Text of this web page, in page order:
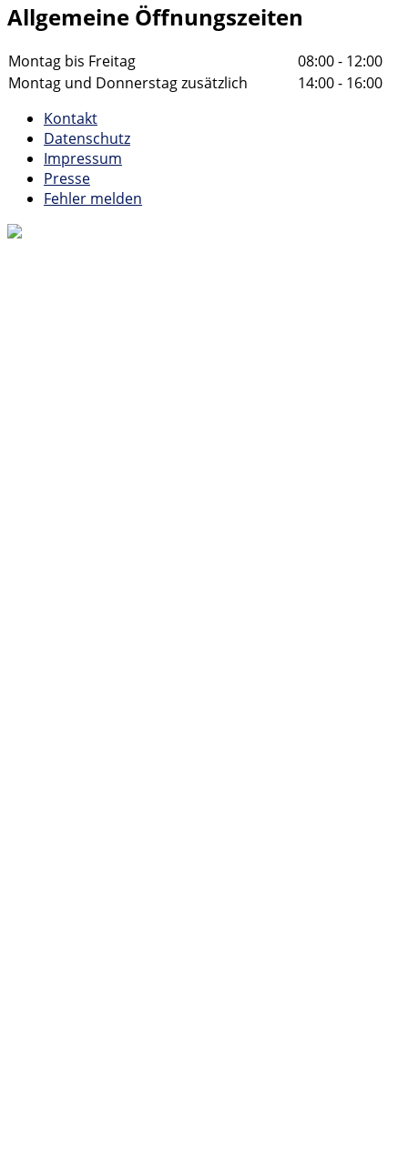
Allgemeine Öffnungszeiten
Montag bis Freitag
08:00 - 12:00
Montag und Donnerstag zusätzlich
14:00 - 16:00
Kontakt
Datenschutz
Impressum
Presse
Fehler melden